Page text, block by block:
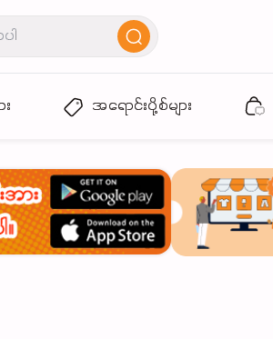
အရောင်းပို့စ်များ